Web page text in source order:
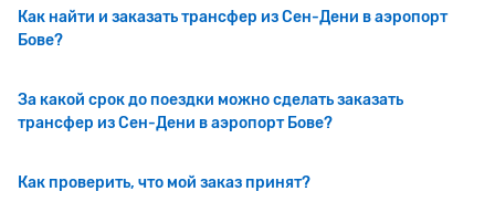
Как найти и заказать трансфер из Сен-Дени в аэропорт
Бове?
За какой срок до поездки можно сделать заказать
трансфер из Сен-Дени в аэропорт Бове?
Как проверить, что мой заказ принят?